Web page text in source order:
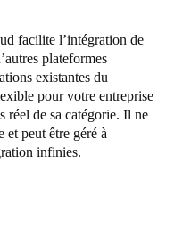
facilite l’intégration de
plateformes
existantes du
pour votre entreprise
réel de sa catégorie. Il ne
et peut être géré à
infinies.